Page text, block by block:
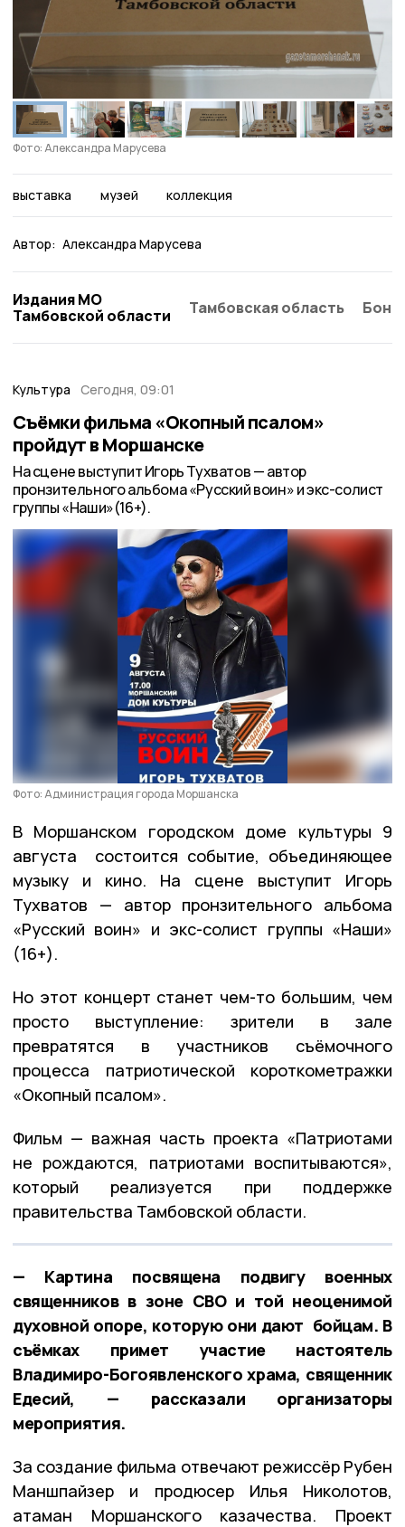
Фото: Александра Марусева
выставка музей коллекция
Автор: Александра Марусева
Издания МО
Тамбовской области
Тамбовская область
Культура Сегодня, 09:01
Съёмки фильма «Окопный псалом»
пройдут в Моршанске
На сцене выступит Игорь Тухватов — автор
пронзительного альбома «Русский воин» и экс-солист
группы «Наши»(16+).
Фото: Администрация города Моршанска
В Моршанском городском доме культуры 9
августа состоится событие, объединяющее
музыку и кино. На сцене выступит Игорь
Тухватов — автор пронзительного альбома
«Русский воин» и экс-солист группы «Наши»
(16+).
Но этот концерт станет чем-то большим, чем
просто выступление: зрители в зале
превратятся в участников съёмочного
процесса патриотической короткометражки
«Окопный псалом».
Фильм — важная часть проекта «Патриотами
не рождаются, патриотами воспитываются»,
который реализуется при поддержке
правительства Тамбовской области.
— Картина посвящена подвигу военных
священников в зоне СВО и той неоценимой
духовной опоре, которую они дают бойцам. В
съёмках примет участие настоятель
Владимиро-Богоявленского храма, священник
Едесий, — рассказали организаторы
мероприятия.
За создание фильма отвечают режиссёр Рубен
Маншпайзер и продюсер Илья Николотов,
атаман Моршанского казачества. Проект